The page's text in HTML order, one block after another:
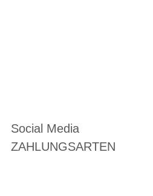
Social Media
ZAHLUNGSARTEN